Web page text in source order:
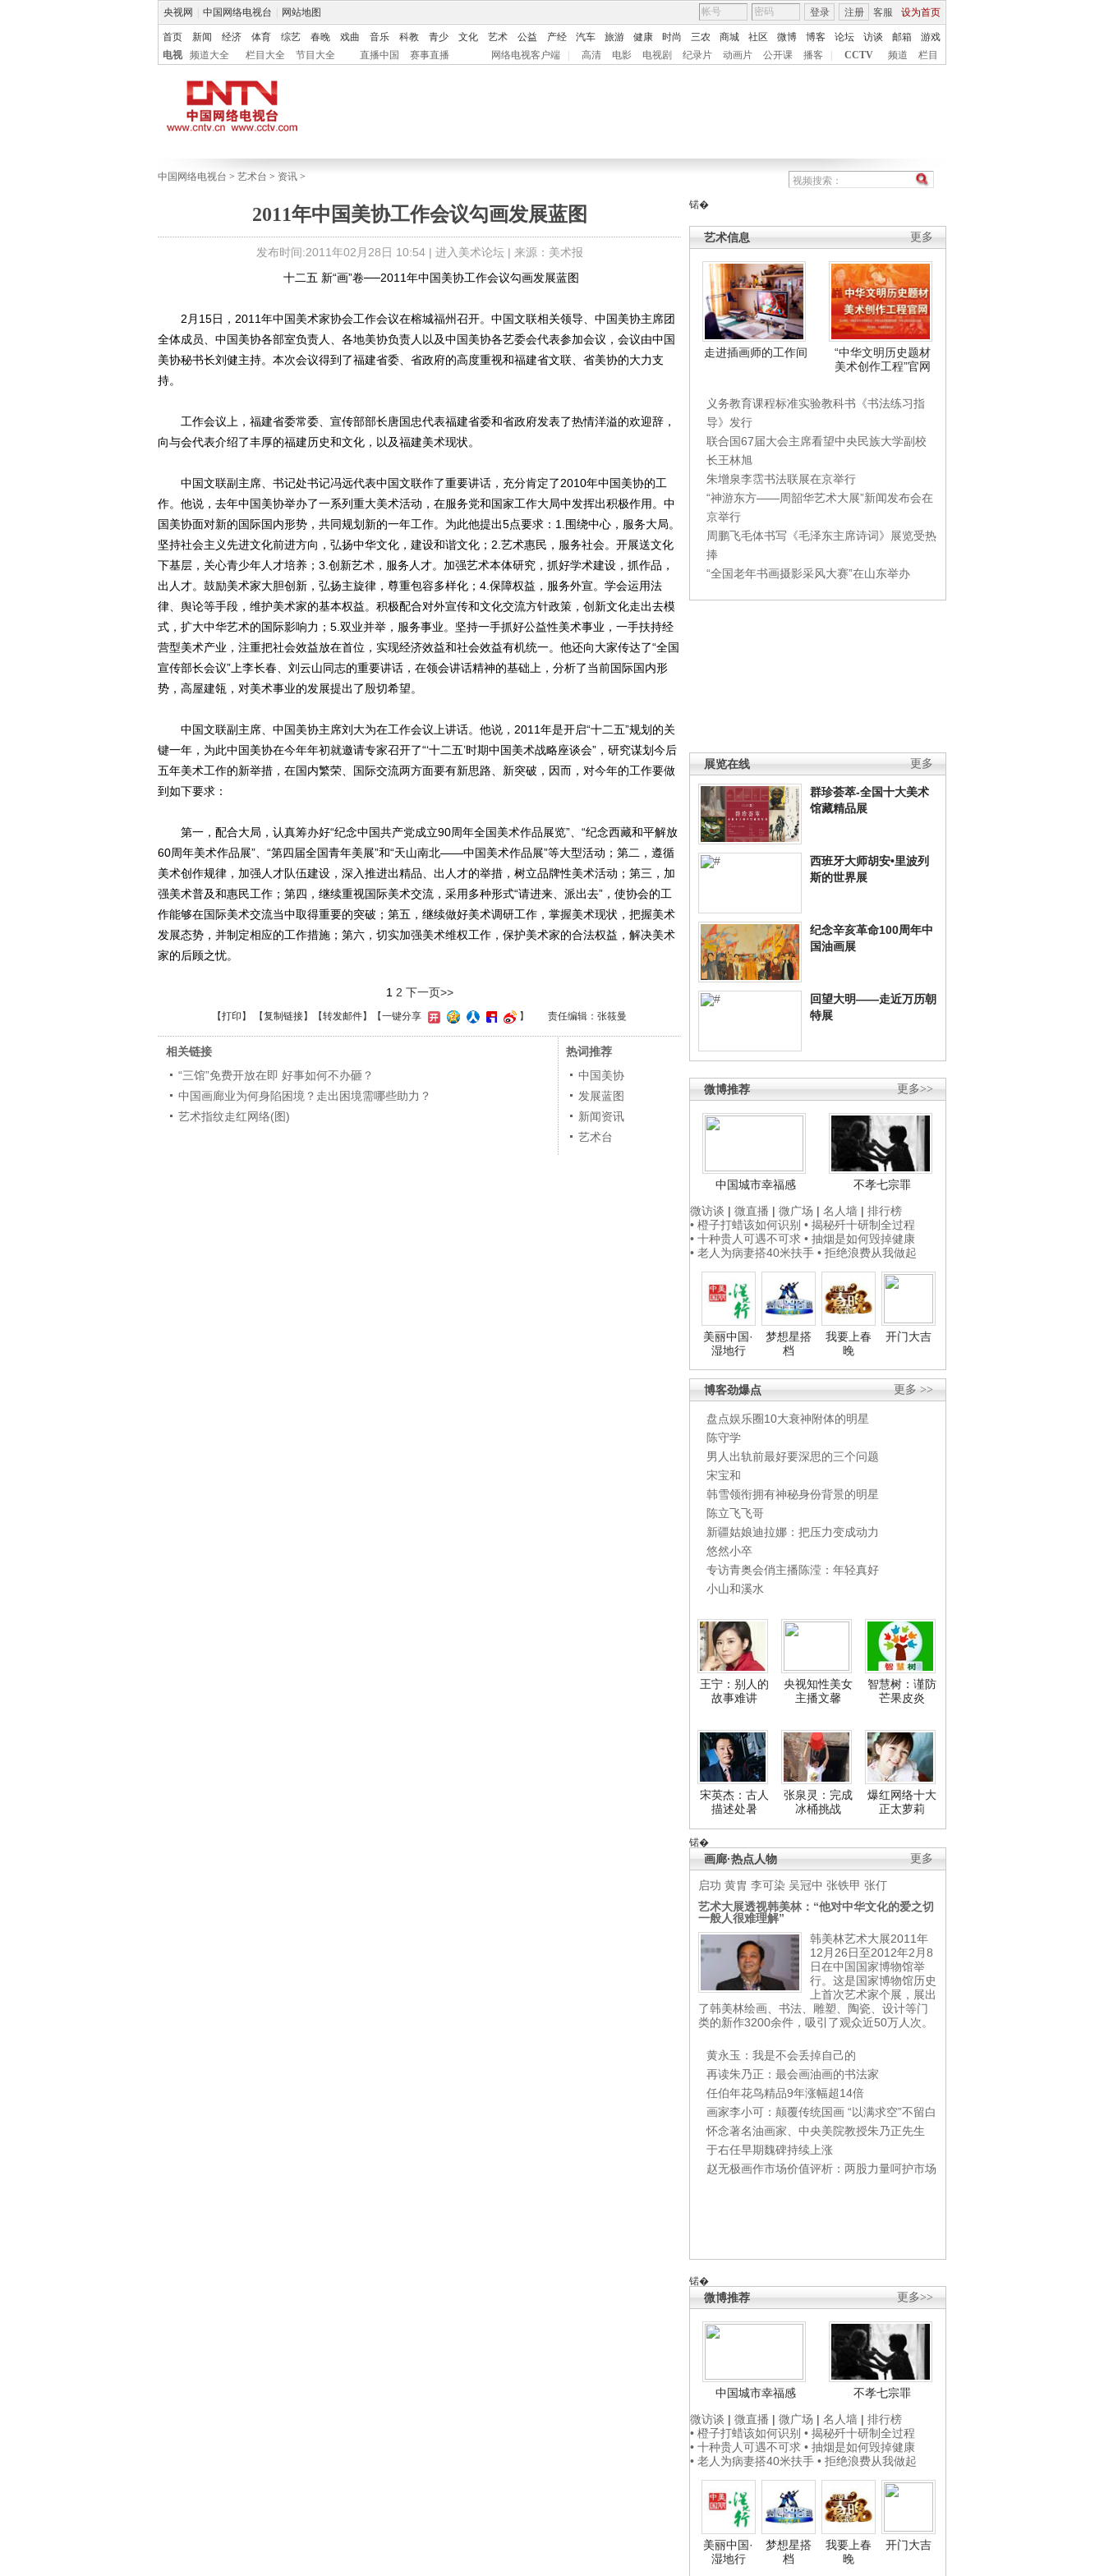
央视网 中国网络电视台 网站地图 客服 设为首页
登录 注册
首页 新闻 经济 体育 综艺 春晚 戏曲 音乐 科教 青少 文化 艺术 公益 产经 汽车 旅游 健康 时尚 三农 商城 社区 微博 博客 论坛 访谈 邮箱
游戏
电视
频道大全 栏目大全 节目大全 直播中国 赛事直播 网络电视客户端 高清 电影 电视剧 纪录片 动画片 公开课 播客 CCTV 频道 栏目
中国网络电视台 > 艺术台 > 资讯 >
2011年中国美协工作会议勾画发展蓝图
发布时间:2011年02月28日 10:54 | 进入美术论坛| 来源：美术报
锘�
更多
艺术信息
走进插画师的工作间
“中华文明历史题材
美术创作工程”官网
义务教育课程标准实验教科书《书法练习指
导》发行
联合国67届大会主席看望中央民族大学副校
长王林旭
朱增泉李霑书法联展在京举行
“神游东方——周韶华艺术大展”新闻发布会在
京举行
周鹏飞毛体书写《毛泽东主席诗词》展览受热
捧
“全国老年书画摄影采风大赛”在山东举办
更多
展览在线
群珍荟萃-全国十大美术
馆藏精品展
西班牙大师胡安•里波列
斯的世界展
纪念辛亥革命100周年中
国油画展
回望大明——走近万历朝
特展
更多>>
微博推荐
中国城市幸福感
不孝七宗罪
微访谈 | 微直播 | 微广场 | 名人墙 | 排行榜
• 橙子打蜡该如何识别 • 揭秘歼十研制全过程
• 十种贵人可遇不可求 • 抽烟是如何毁掉健康
• 老人为病妻搭40米扶手 • 拒绝浪费从我做起
美丽中国·
湿地行
梦想星搭
档
我要上春
晚
开门大吉
更多 >>
博客劲爆点
盘点娱乐圈10大衰神附体的明星
陈守学
男人出轨前最好要深思的三个问题
宋宝和
韩雪领衔拥有神秘身份背景的明星
陈立飞飞哥
新疆姑娘迪拉娜：把压力变成动力
悠然小卒
专访青奥会俏主播陈滢：年轻真好
小山和溪水
王宁：别人的
故事难讲
央视知性美女
主播文馨
智慧树：谨防
芒果皮炎
宋英杰：古人
描述处暑
张泉灵：完成
冰桶挑战
爆红网络十大
正太萝莉
锘�
更多
画廊·热点人物
启功 黄胄 李可染 吴冠中 张铁甲 张仃
艺术大展透视韩美林：“他对中华文化的爱之切
一般人很难理解”
韩美林艺术大展2011年
12月26日至2012年2月8
日在中国国家博物馆举
行。这是国家博物馆历史
上首次艺术家个展，展出
了韩美林绘画、书法、雕塑、陶瓷、设计等门
类的新作3200余件，吸引了观众近50万人次。
黄永玉：我是不会丢掉自己的
再读朱乃正：最会画油画的书法家
任伯年花鸟精品9年涨幅超14倍
画家李小可：颠覆传统国画 “以满求空”不留白
怀念著名油画家、中央美院教授朱乃正先生
于右任早期魏碑持续上涨
赵无极画作市场价值评析：两股力量呵护市场
锘�
更多>>
微博推荐
中国城市幸福感
不孝七宗罪
微访谈 | 微直播 | 微广场 | 名人墙 | 排行榜
• 橙子打蜡该如何识别 • 揭秘歼十研制全过程
• 十种贵人可遇不可求 • 抽烟是如何毁掉健康
• 老人为病妻搭40米扶手 • 拒绝浪费从我做起
美丽中国·
湿地行
梦想星搭
档
我要上春
晚
开门大吉
十二五 新“画”卷──2011年中国美协工作会议勾画发展蓝图
2月15日，2011年中国美术家协会工作会议在榕城福州召开。中国文联相关领导、中国美协主席团
全体成员、中国美协各部室负责人、各地美协负责人以及中国美协各艺委会代表参加会议，会议由中国
美协秘书长刘健主持。本次会议得到了福建省委、省政府的高度重视和福建省文联、省美协的大力支
持。
工作会议上，福建省委常委、宣传部部长唐国忠代表福建省委和省政府发表了热情洋溢的欢迎辞，
向与会代表介绍了丰厚的福建历史和文化，以及福建美术现状。
中国文联副主席、书记处书记冯远代表中国文联作了重要讲话，充分肯定了2010年中国美协的工
作。他说，去年中国美协举办了一系列重大美术活动，在服务党和国家工作大局中发挥出积极作用。中
国美协面对新的国际国内形势，共同规划新的一年工作。为此他提出5点要求：1.围绕中心，服务大局。
坚持社会主义先进文化前进方向，弘扬中华文化，建设和谐文化；2.艺术惠民，服务社会。开展送文化
下基层，关心青少年人才培养；3.创新艺术，服务人才。加强艺术本体研究，抓好学术建设，抓作品，
出人才。鼓励美术家大胆创新，弘扬主旋律，尊重包容多样化；4.保障权益，服务外宣。学会运用法
律、舆论等手段，维护美术家的基本权益。积极配合对外宣传和文化交流方针政策，创新文化走出去模
式，扩大中华艺术的国际影响力；5.双业并举，服务事业。坚持一手抓好公益性美术事业，一手扶持经
营型美术产业，注重把社会效益放在首位，实现经济效益和社会效益有机统一。他还向大家传达了“全国
宣传部长会议”上李长春、刘云山同志的重要讲话，在领会讲话精神的基础上，分析了当前国际国内形
势，高屋建瓴，对美术事业的发展提出了殷切希望。
中国文联副主席、中国美协主席刘大为在工作会议上讲话。他说，2011年是开启“十二五”规划的关
键一年，为此中国美协在今年年初就邀请专家召开了“‘十二五’时期中国美术战略座谈会”，研究谋划今后
五年美术工作的新举措，在国内繁荣、国际交流两方面要有新思路、新突破，因而，对今年的工作要做
到如下要求：
第一，配合大局，认真筹办好“纪念中国共产党成立90周年全国美术作品展览”、“纪念西藏和平解放
60周年美术作品展”、“第四届全国青年美展”和“天山南北——中国美术作品展”等大型活动；第二，遵循
美术创作规律，加强人才队伍建设，深入推进出精品、出人才的举措，树立品牌性美术活动；第三，加
强美术普及和惠民工作；第四，继续重视国际美术交流，采用多种形式“请进来、派出去”，使协会的工
作能够在国际美术交流当中取得重要的突破；第五，继续做好美术调研工作，掌握美术现状，把握美术
发展态势，并制定相应的工作措施；第六，切实加强美术维权工作，保护美术家的合法权益，解决美术
家的后顾之忧。
1 2 下一页>>
【打印 】 【复制链接】【转发邮件】 【一键分享 】 责任编辑：张筱曼
相关链接
“三馆”免费开放在即 好事如何不办砸？
中国画廊业为何身陷困境？走出困境需哪些助力？
艺术指纹走红网络(图)
热词推荐
中国美协
发展蓝图
新闻资讯
艺术台